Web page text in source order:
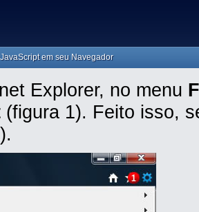
em seu Navegador
Explorer, no menu
(figura 1). Feito isso,